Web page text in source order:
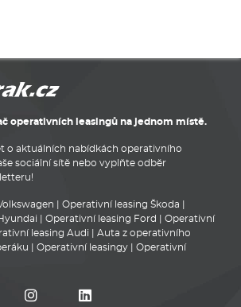
operativních leasingů na jednom místě.
o aktuálních nabídkách operativního
sociální sítě nebo vyplňte odběr
Operativní leasing Škoda
Operativní leasing Ford
Operativní
leasing Audi
Auta z operativního
Operativní leasingy
Operativní